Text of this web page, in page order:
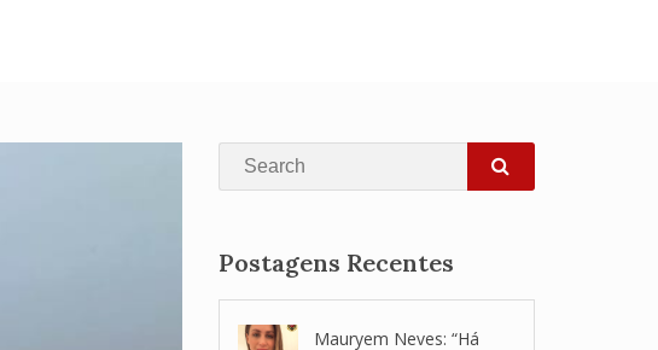
Search
SEARCH
Postagens Recentes
Mauryem Neves: “Há